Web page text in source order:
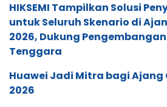
HIKSEMI Tampilkan Solusi
untuk Seluruh Skenario di
2026, Dukung
Tenggara
Huawei Jadi Mitra bagi Ajang
2026